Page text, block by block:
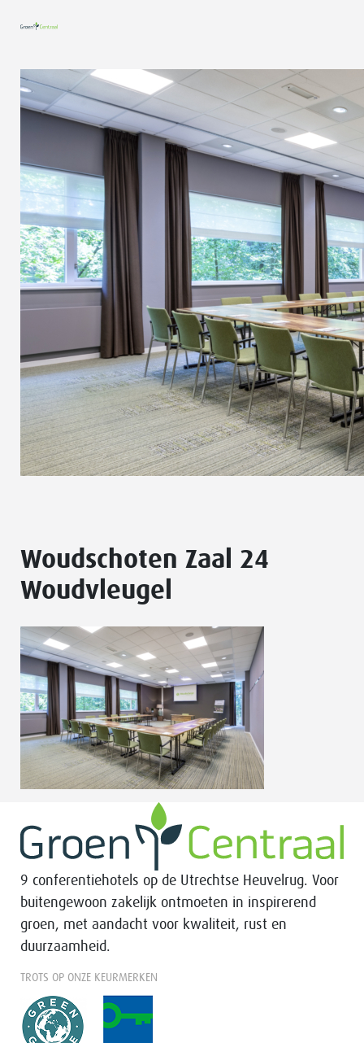
Woudschoten Zaal 24
Woudvleugel
9 conferentiehotels op de Utrechtse Heuvelrug. Voor
buitengewoon zakelijk ontmoeten in inspirerend
groen, met aandacht voor kwaliteit, rust en
duurzaamheid.
TROTS OP ONZE KEURMERKEN